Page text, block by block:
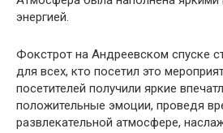
энергией.
Фокстрот на Андреевском спуске
для всех, кто посетил это
посетителей получили яркие
положительные эмоции, проведя
развлекательной атмосфере,